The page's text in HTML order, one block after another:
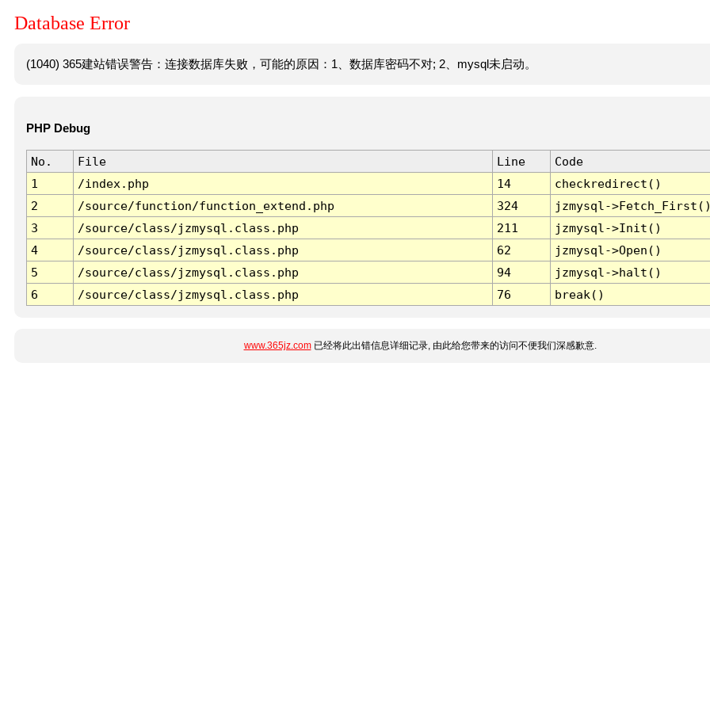
Database Error
(1040) 365建站错误警告：连接数据库失败，可能的原因：1、数据库密码不对; 2、mysql未启动。
PHP Debug
No. File Line
Code
1
/index.php 14
checkredirect()
2
/source/function/function_extend.php 324
jzmysql-
3
/source/class/jzmysql.class.php 211
jzmysql->Init()
4
/source/class/jzmysql.class.php 62
jzmysql->Open()
5
/source/class/jzmysql.class.php 94
jzmysql->halt()
6
/source/class/jzmysql.class.php 76 break()
www.365jz.com已经将此出错信息详细记录, 由此给您带来的访问不便我们深感歉意.